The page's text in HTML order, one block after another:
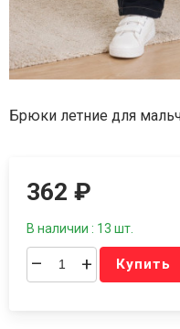
Брюки летние для
362₽
В наличии : 13 шт.
– + Купить